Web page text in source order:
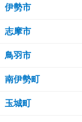
伊勢市
志摩市
鳥羽市
南伊勢町
玉城町